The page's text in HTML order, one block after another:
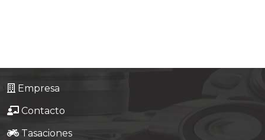
Empresa
Contacto
Tasaciones